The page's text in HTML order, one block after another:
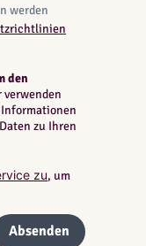
werden
den
verwenden
Informationen
zu Ihren
zu, um
Absenden